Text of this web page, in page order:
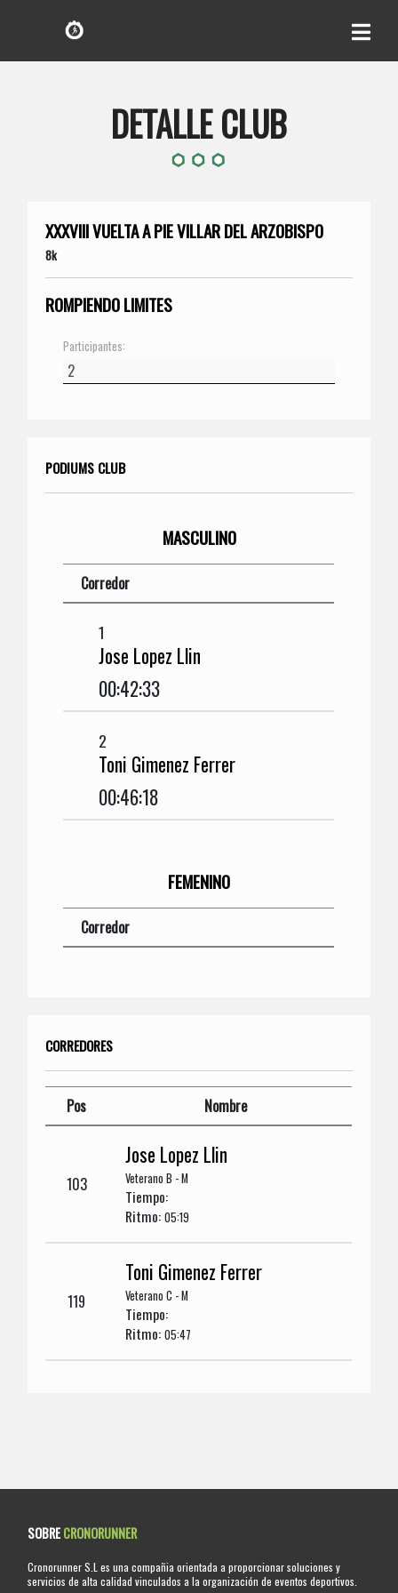
DETALLE CLUB
XXXVIII VUELTA A PIE VILLAR DEL ARZOBISPO
8k
ROMPIENDO LIMITES
Participantes:
PODIUMS CLUB
MASCULINO
Corredor
1
Jose Lopez Llin
00:42:33
2
Toni Gimenez Ferrer
00:46:18
FEMENINO
Corredor
CORREDORES
Pos Nombre
103
Jose Lopez Llin
Veterano B - M
Tiempo:
Ritmo:05:19
119
Toni Gimenez Ferrer
Veterano C - M
Tiempo:
Ritmo:05:47
SOBRECRONORUNNER
Cronorunner S.L es una compañia orientada a proporcionar soluciones y
servicios de alta calidad vinculados a la organización de eventos deportivos.